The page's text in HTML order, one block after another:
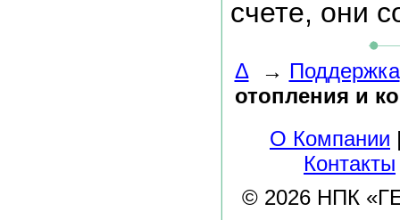
счете, они
Δ→ Поддержка
отопления и
О Компании
Контакты
© 2026 НПК